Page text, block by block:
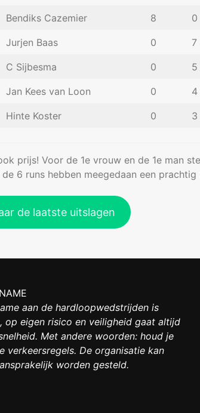
Bendiks Cazemier 8 0
Jurjen Baas 0 7
C Sijbesma 0 5
Jan Kees van Loon 0 4
Hinte Koster 0 3
prijs! Voor de 1e vrouw en de 1e man
de 6 runs hebben meegedaan een
de laatste uitslagen
aan de hardloopwedstrijden is
op eigen risico en veiligheid gaat altijd
Met andere woorden: houd je
verkeersregels. De organisatie kan
worden gesteld.